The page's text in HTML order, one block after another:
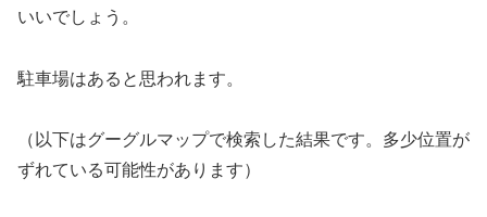
いいでしょう。
駐車場はあると思われます。
（以下はグーグルマップで検索した結果です。多少位置が
ずれている可能性があります）